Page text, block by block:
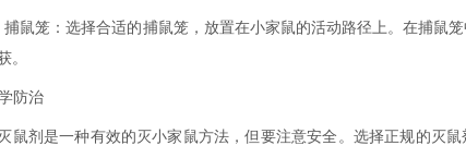
捕鼠笼：选择合适的捕鼠笼，放置在小家鼠的活动路径上。在捕鼠
。
防治
鼠剂是一种有效的灭小家鼠方法，但要注意安全。选择正规的灭